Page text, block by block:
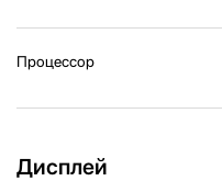
Процессор
Дисплей